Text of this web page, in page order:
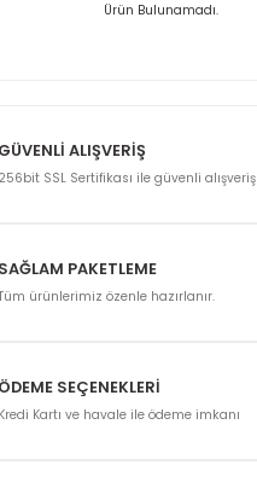
Ürün Bulunamadı.
GÜVENLİ ALIŞVERİŞ
256bit SSL Sertifikası ile güvenli alışveriş
SAĞLAM PAKETLEME
ürünlerimiz özenle hazırlanır.
ÖDEME SEÇENEKLERİ
Kredi Kartı ve havale ile ödeme imkanı